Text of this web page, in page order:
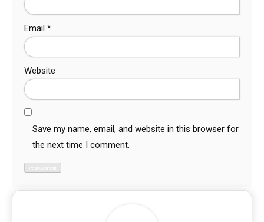
Email *
Website
Save my name, email, and website in this browser for
the next time I comment.